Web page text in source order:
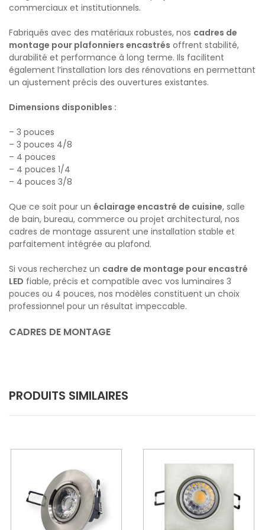
commerciaux et institutionnels.
Fabriqués avec des matériaux robustes, nos cadres de
montage pour plafonniers encastrés offrent stabilité,
durabilité et performance à long terme. Ils facilitent
également l’installation lors des rénovations en permettant
un ajustement précis des ouvertures existantes.
Dimensions disponibles :
– 3 pouces
– 3 pouces 4/8
– 4 pouces
– 4 pouces 1/4
– 4 pouces 3/8
Que ce soit pour un éclairage encastré de cuisine, salle
de bain, bureau, commerce ou projet architectural, nos
cadres de montage assurent une installation stable et
parfaitement intégrée au plafond.
Si vous recherchez un cadre de montage pour encastré
LED fiable, précis et compatible avec vos luminaires 3
pouces ou 4 pouces, nos modèles constituent un choix
professionnel pour un résultat impeccable.
CADRES DE MONTAGE
PRODUITS SIMILAIRES